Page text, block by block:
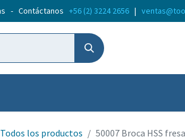
- Contáctanos +56 (2) 3224 2656 |
Todos los productos 50007 Broca HSS